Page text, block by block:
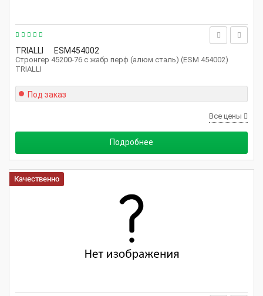
TRIALLI ESM454002
Стронгер 45200-76 с жабр перф (алюм сталь) (ESM 454002)
TRIALLI
Под заказ
Все цены
Подробнее
Качественно